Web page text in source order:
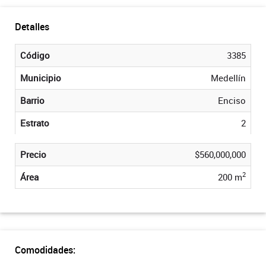
Detalles
Código
3385
Municipio
Medellín
Barrio
Enciso
Estrato
2
Precio
$560,000,000
Área
200 m2
Comodidades: